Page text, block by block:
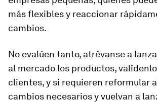
más flexibles y reaccionar
cambios.
No evalúen tanto, atrévanse a
al mercado los productos,
clientes, y si requieren reformular
cambios necesarios y vuelvan a